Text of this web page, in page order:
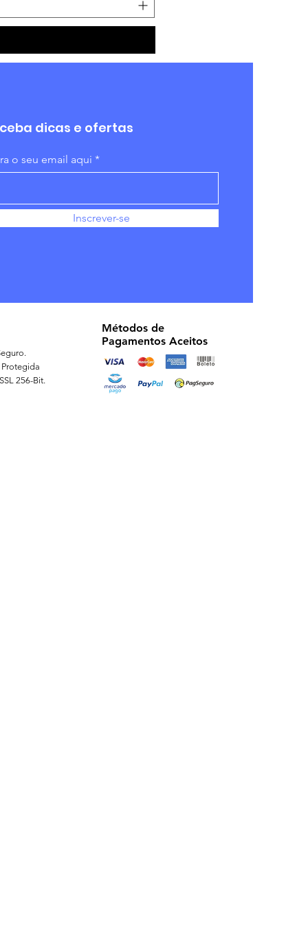
dicas e ofertas
o seu email aqui
Inscrever-se
Protegida
256-Bit.
Métodos de
Pagamentos Aceitos
e comemorações com brindes customizados